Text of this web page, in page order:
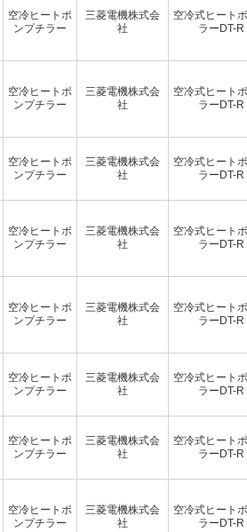
空冷ヒートポ
ンプチラー
三菱電機株式会
社
空冷式ヒート
ラーDT-
空冷ヒートポ
ンプチラー
三菱電機株式会
社
空冷式ヒート
ラーDT-
空冷ヒートポ
ンプチラー
三菱電機株式会
社
空冷式ヒート
ラーDT-
空冷ヒートポ
ンプチラー
三菱電機株式会
社
空冷式ヒート
ラーDT-
空冷ヒートポ
ンプチラー
三菱電機株式会
社
空冷式ヒート
ラーDT-
空冷ヒートポ
ンプチラー
三菱電機株式会
社
空冷式ヒート
ラーDT-
空冷ヒートポ
ンプチラー
三菱電機株式会
社
空冷式ヒート
ラーDT-
空冷ヒートポ
ンプチラー
三菱電機株式会
社
空冷式ヒート
ラーDT-